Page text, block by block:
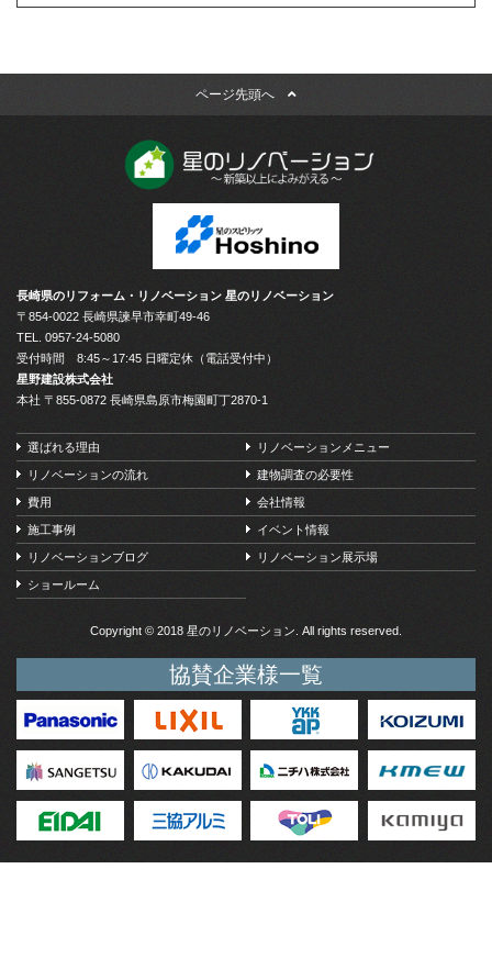
しません。
2）お客様の同意がある場合
3）お客様個人を判別できない状態で開示する場合
4）法令等により開示を要求された場合
■個人情報の管理
当社は、お客様の個人情報については適切・慎重に管理すると
■個人情報の変更・取り消し
お客様にご提供いただきました個人情報について、訂正・削除
す。
■プライバシーポリシーの適用範囲
本プライバシーポリシーの適用範囲は、当サイト内とします。
リンク先の第三者のサイトにおける個人情報等の保護について
は責任を負うものではありません。
お客様自身の責任において個々のウェブサイトの個人情報に関
■お問い合わせについて
この内容に関するお問い合わせは当社でお受けいたします。
ページ先頭へ
長崎県のリフォーム・リノベーション 星のリノベーション
〒854-0022 長崎県諫早市幸町49-46
TEL. 0957-24-5080
受付時間 8:45～17:45 日曜定休（電話受付中）
星野建設株式会社
本社 〒855-0872 長崎県島原市梅園町丁2870-1
選ばれる理由 リノベーションメニュー
リノベーションの流れ 建物調査の必要性
費用 会社情報
施工事例 イベント情報
リノベーションブログ リノベーション展示場
ショールーム
Copyright © 2018 星のリノベーション. All rights reserved.
協賛企業様一覧